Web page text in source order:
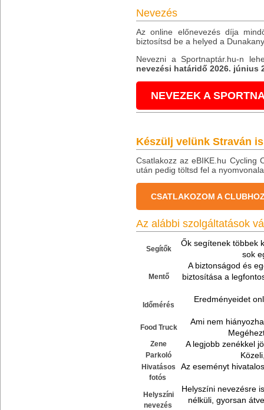
Nevezés
Az online előnevezés díja
biztosítsd be a helyed a
Nevezni a Sportnaptár.hu-n
nevezési határidő 2026. június
NEVEZEK A
Készülj velünk Straván
Csatlakozz az eBIKE.hu Cycling
után pedig töltsd fel a
CSATLAKOZOM A
Az alábbi szolgáltatások
Segítők
Ők segítenek többek
sok
Mentő
A biztonságod és
biztosítása a
Időmérés
Eredményeidet
Food Truck
Ami nem
Zene A legjobb zenékkel
Parkoló
Hivatásos
fotós
Az eseményt
Helyszíni
nevezés
Helyszíni nevezésre
nélküli, gyorsan